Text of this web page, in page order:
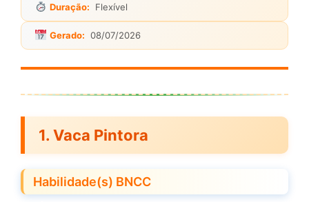
Duração: Flexível
Gerado: 08/07/2026
1. Vaca Pintora
Habilidade(s) BNCC